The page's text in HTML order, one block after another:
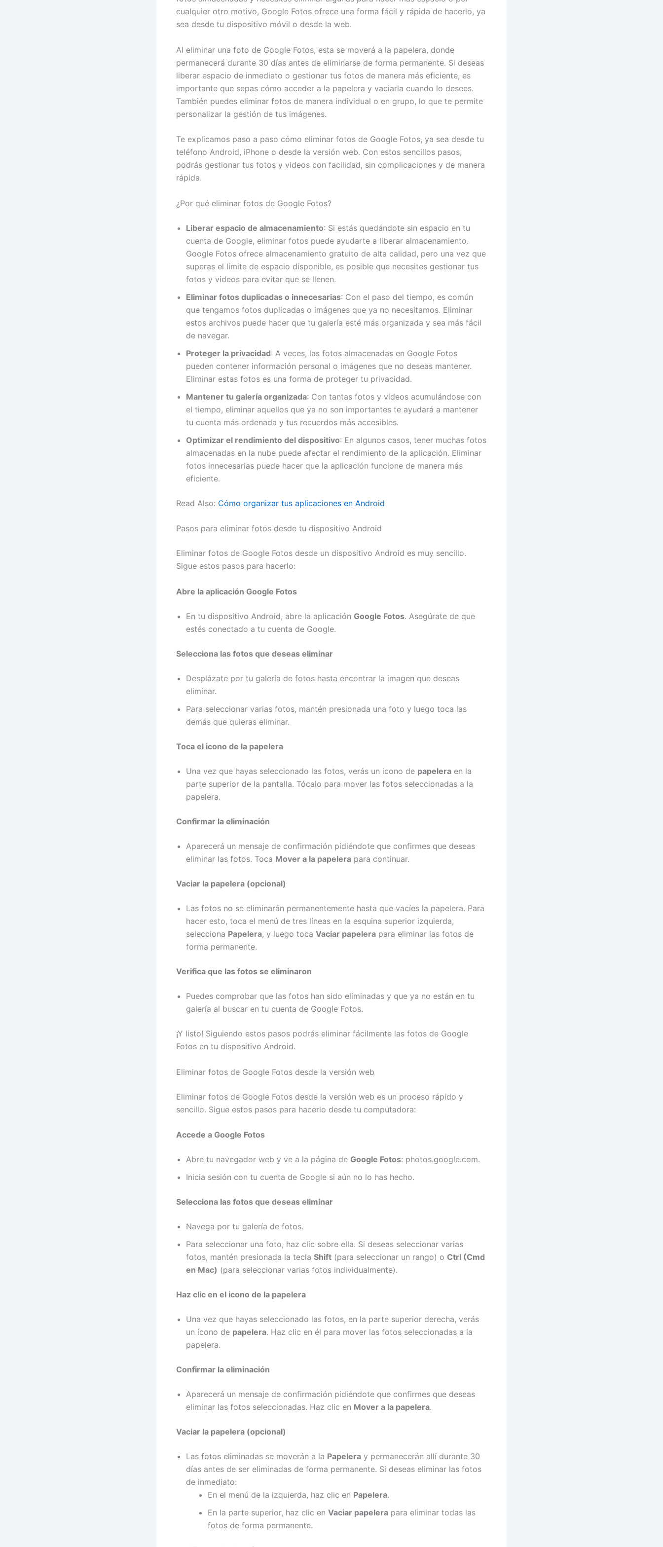
cualquier otro motivo, Google Fotos ofrece una forma fácil y rápida de hacerlo, ya
sea desde tu dispositivo móvil o desde la web.
Al eliminar una foto de Google Fotos, esta se moverá a la papelera, donde
permanecerá durante 30 días antes de eliminarse de forma permanente. Si deseas
liberar espacio de inmediato o gestionar tus fotos de manera más eficiente, es
importante que sepas cómo acceder a la papelera y vaciarla cuando lo desees.
También puedes eliminar fotos de manera individual o en grupo, lo que te permite
personalizar la gestión de tus imágenes.
Te explicamos paso a paso cómo eliminar fotos de Google Fotos, ya sea desde tu
teléfono Android, iPhone o desde la versión web. Con estos sencillos pasos,
podrás gestionar tus fotos y videos con facilidad, sin complicaciones y de manera
rápida.
¿Por qué eliminar fotos de Google Fotos?
Liberar espacio de almacenamiento: Si estás quedándote sin espacio en tu
cuenta de Google, eliminar fotos puede ayudarte a liberar almacenamiento.
Google Fotos ofrece almacenamiento gratuito de alta calidad, pero una vez que
superas el límite de espacio disponible, es posible que necesites gestionar tus
fotos y videos para evitar que se llenen.
Eliminar fotos duplicadas o innecesarias: Con el paso del tiempo, es común
que tengamos fotos duplicadas o imágenes que ya no necesitamos. Eliminar
estos archivos puede hacer que tu galería esté más organizada y sea más fácil
de navegar.
Proteger la privacidad: A veces, las fotos almacenadas en Google Fotos
pueden contener información personal o imágenes que no deseas mantener.
Eliminar estas fotos es una forma de proteger tu privacidad.
Mantener tu galería organizada: Con tantas fotos y videos acumulándose con
el tiempo, eliminar aquellos que ya no son importantes te ayudará a mantener
tu cuenta más ordenada y tus recuerdos más accesibles.
Optimizar el rendimiento del dispositivo: En algunos casos, tener muchas fotos
almacenadas en la nube puede afectar el rendimiento de la aplicación. Eliminar
fotos innecesarias puede hacer que la aplicación funcione de manera más
eficiente.
Read Also: Cómo organizar tus aplicaciones en Android
Pasos para eliminar fotos desde tu dispositivo Android
Eliminar fotos de Google Fotos desde un dispositivo Android es muy sencillo.
Sigue estos pasos para hacerlo:
Abre la aplicación Google Fotos
En tu dispositivo Android, abre la aplicación Google Fotos. Asegúrate de que
estés conectado a tu cuenta de Google.
Selecciona las fotos que deseas eliminar
Desplázate por tu galería de fotos hasta encontrar la imagen que deseas
eliminar.
Para seleccionar varias fotos, mantén presionada una foto y luego toca las
demás que quieras eliminar.
Toca el icono de la papelera
Una vez que hayas seleccionado las fotos, verás un icono de papelera en la
parte superior de la pantalla. Tócalo para mover las fotos seleccionadas a la
papelera.
Confirmar la eliminación
Aparecerá un mensaje de confirmación pidiéndote que confirmes que deseas
eliminar las fotos. Toca Mover a la papelera para continuar.
Vaciar la papelera (opcional)
Las fotos no se eliminarán permanentemente hasta que vacíes la papelera. Para
hacer esto, toca el menú de tres líneas en la esquina superior izquierda,
selecciona Papelera, y luego toca Vaciar papelera para eliminar las fotos de
forma permanente.
Verifica que las fotos se eliminaron
Puedes comprobar que las fotos han sido eliminadas y que ya no están en tu
galería al buscar en tu cuenta de Google Fotos.
¡Y listo! Siguiendo estos pasos podrás eliminar fácilmente las fotos de Google
Fotos en tu dispositivo Android.
Eliminar fotos de Google Fotos desde la versión web
Eliminar fotos de Google Fotos desde la versión web es un proceso rápido y
sencillo. Sigue estos pasos para hacerlo desde tu computadora:
Accede a Google Fotos
Abre tu navegador web y ve a la página de Google Fotos: photos.google.com.
Inicia sesión con tu cuenta de Google si aún no lo has hecho.
Selecciona las fotos que deseas eliminar
Navega por tu galería de fotos.
Para seleccionar una foto, haz clic sobre ella. Si deseas seleccionar varias
fotos, mantén presionada la tecla Shift (para seleccionar un rango) o Ctrl (Cmd
en Mac) (para seleccionar varias fotos individualmente).
Haz clic en el icono de la papelera
Una vez que hayas seleccionado las fotos, en la parte superior derecha, verás
un ícono de papelera. Haz clic en él para mover las fotos seleccionadas a la
papelera.
Confirmar la eliminación
Aparecerá un mensaje de confirmación pidiéndote que confirmes que deseas
eliminar las fotos seleccionadas. Haz clic en Mover a la papelera.
Vaciar la papelera (opcional)
Las fotos eliminadas se moverán a la Papelera y permanecerán allí durante 30
días antes de ser eliminadas de forma permanente. Si deseas eliminar las fotos
de inmediato:
En el menú de la izquierda, haz clic en Papelera.
En la parte superior, haz clic en Vaciar papelera para eliminar todas las
fotos de forma permanente.